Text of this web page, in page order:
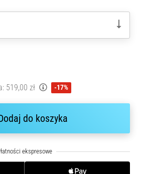
519,00 zł -17%
do koszyka